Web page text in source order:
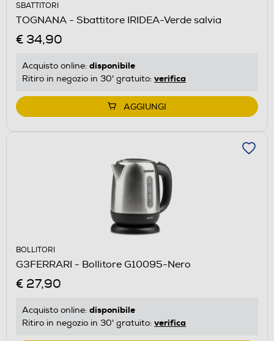
SBATTITORI
TOGNANA - Sbattitore IRIDEA-Verde salvia
€ 34,90
Acquisto online: disponibile
Ritiro in negozio in 30' gratuito: verifica
AGGIUNGI
BOLLITORI
G3FERRARI - Bollitore G10095-Nero
€ 27,90
Acquisto online: disponibile
Ritiro in negozio in 30' gratuito: verifica